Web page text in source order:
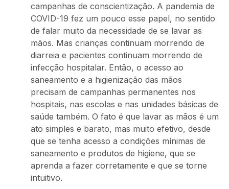
campanhas de conscientização. A pandemia de
COVID-19 fez um pouco esse papel, no sentido
de falar muito da necessidade de se lavar as
mãos. Mas crianças continuam morrendo de
diarreia e pacientes continuam morrendo de
infecção hospitalar. Então, o acesso ao
saneamento e a higienização das mãos
precisam de campanhas permanentes nos
hospitais, nas escolas e nas unidades básicas de
saúde também. O fato é que lavar as mãos é um
ato simples e barato, mas muito efetivo, desde
que se tenha acesso a condições mínimas de
saneamento e produtos de higiene, que se
aprenda a fazer corretamente e que se torne
intuitivo.